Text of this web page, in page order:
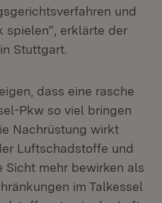
und
erklärte der
Stuttgart.
dass eine rasche
Pkw so viel bringen
Nachrüstung wirkt
Luftschadstoffe und
mehr bewirken als
im Talkessel